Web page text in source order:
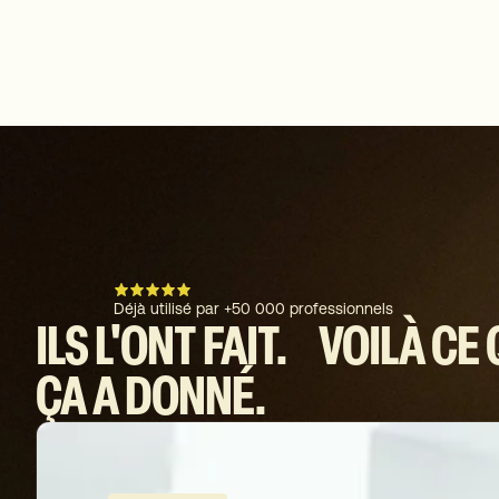
Déjà utilisé par +50 000 professionnels
ILSL'ONTFAIT. VOILÀCE
ÇAADONNÉ.